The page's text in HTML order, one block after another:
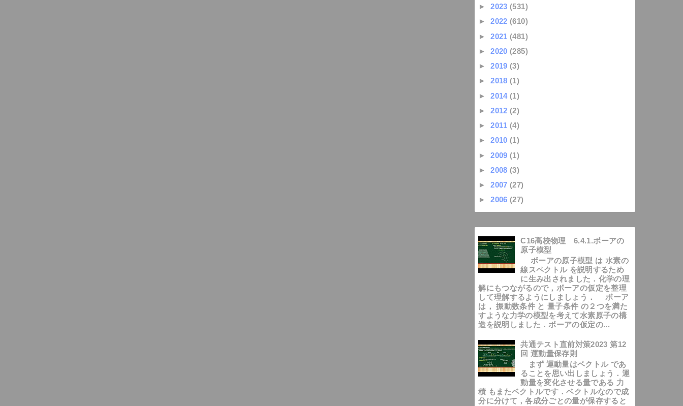
►2023 (531)
►2022 (610)
►2021 (481)
►2020 (285)
►2019 (3)
►2018 (1)
►2014 (1)
►2012 (2)
►2011 (4)
►2010 (1)
►2009 (1)
►2008 (3)
►2007 (27)
►2006 (27)
C16高校物理 6.4.1.ボーアの
原子模型
ボーアの原子模型 は 水素の
線スペクトル を説明するため
に生み出されました．化学の理
解にもつながるので，ボーアの仮定を整理
して理解するようにしましょう． ボーア
は， 振動数条件 と 量子条件 の２つを満た
すような力学の模型を考えて水素原子の構
造を説明しました．ボーアの仮定の...
共通テスト直前対策2023 第12
回 運動量保存則
まず 運動量はベクトル であ
ることを思い出しましょう．運
動量を変化させる量である 力
積 もまたベクトルです．ベクトルなので成
分に分けて，各成分ごとの量が保存すると